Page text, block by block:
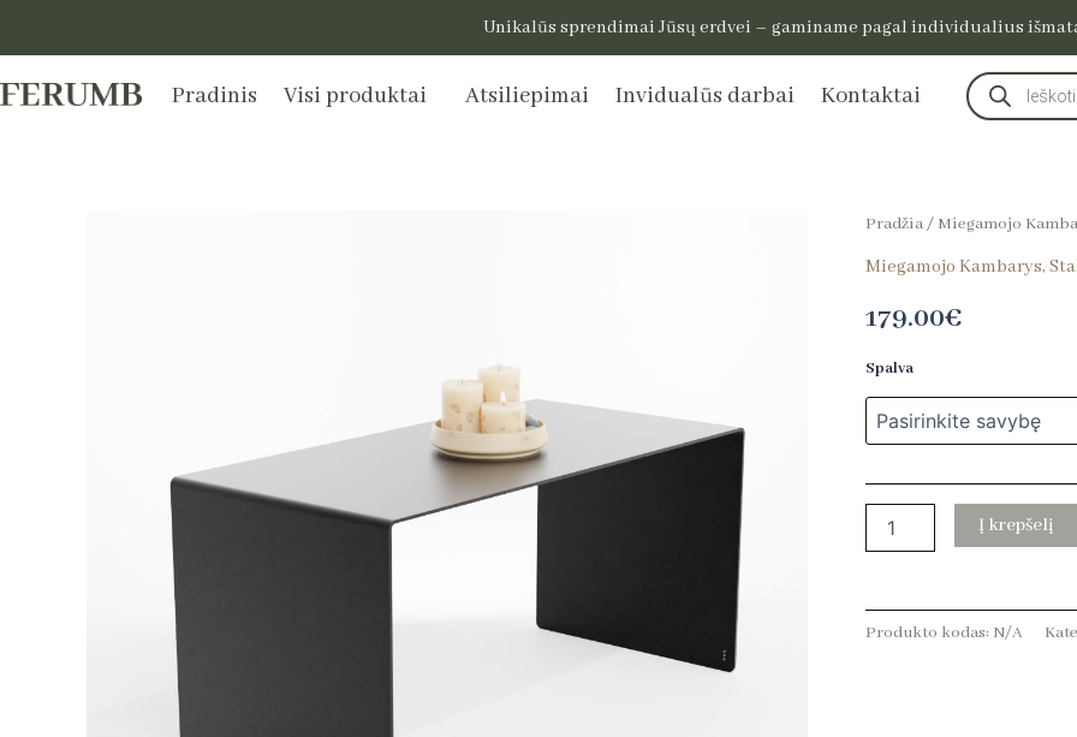
Unikalūs sprendimai Jūsų erdvei – gaminame pagal individualius
Pradinis Visi produktai Atsiliepimai Invidualūs darbai Kontaktai
Products
search
Pradžia/ Miegamojo
Miegamojo Kambarys,
179.00€
Spalva
produkto
Staliukas
Į krepšelį
Produkto kodas: N/A